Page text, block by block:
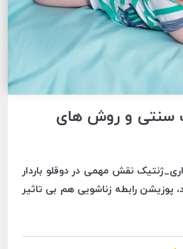
سنتی و روش های
نقش مهمی در دوقلو باردار
پوزیشن رابطه زناشویی هم بی تاثیر